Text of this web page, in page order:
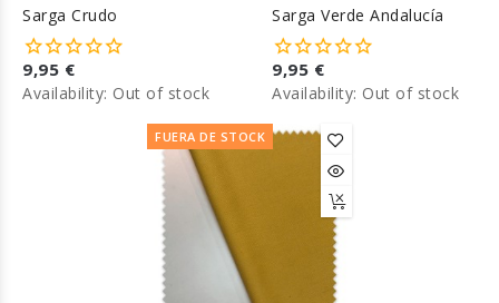
Sarga Crudo
9,95 €
Availability: Out of stock
Sarga Verde Andalucía
9,95 €
Availability: Out of stock
FUERA DE STOCK